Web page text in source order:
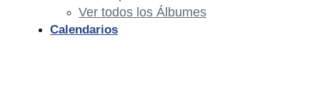
Ver todos los Álbumes
Calendarios